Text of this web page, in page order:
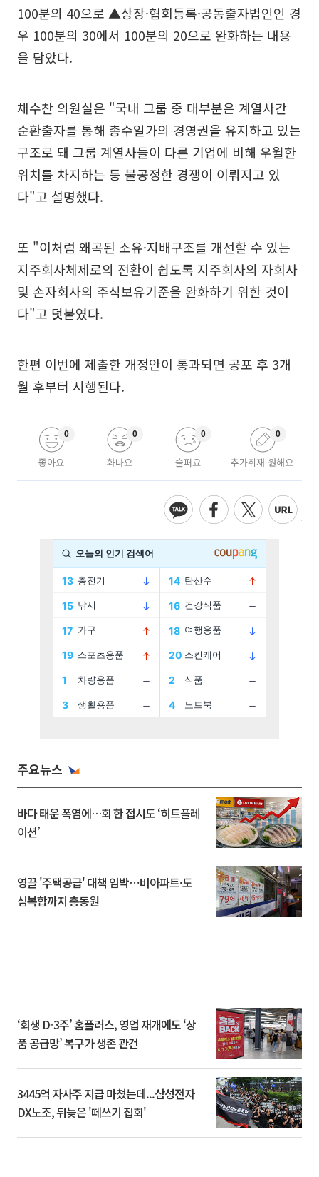
100분의 40으로 ▲상장·협회등록·공동출자법인인 경
우 100분의 30에서 100분의 20으로 완화하는 내용
을 담았다.
채수찬 의원실은 "국내 그룹 중 대부분은 계열사간
순환출자를 통해 총수일가의 경영권을 유지하고 있는
구조로 돼 그룹 계열사들이 다른 기업에 비해 우월한
위치를 차지하는 등 불공정한 경쟁이 이뤄지고 있
다"고 설명했다.
또 "이처럼 왜곡된 소유·지배구조를 개선할 수 있는
지주회사체제로의 전환이 쉽도록 지주회사의 자회사
및 손자회사의 주식보유기준을 완화하기 위한 것이
다"고 덧붙였다.
한편 이번에 제출한 개정안이 통과되면 공포 후 3개
월 후부터 시행된다.
좋아요
0
화나요
0
슬퍼요
0
추가취재 원해요
0
주요뉴스
바다 태운 폭염에…회 한 접시도 ‘히트플레
이션’
영끌 '주택공급' 대책 임박⋯비아파트·도
심복합까지 총동원
‘회생 D-3주’ 홈플러스, 영업 재개에도 ‘상
품 공급망’ 복구가 생존 관건
3445억 자사주 지급 마쳤는데...삼성전자
DX노조, 뒤늦은 '떼쓰기 집회'